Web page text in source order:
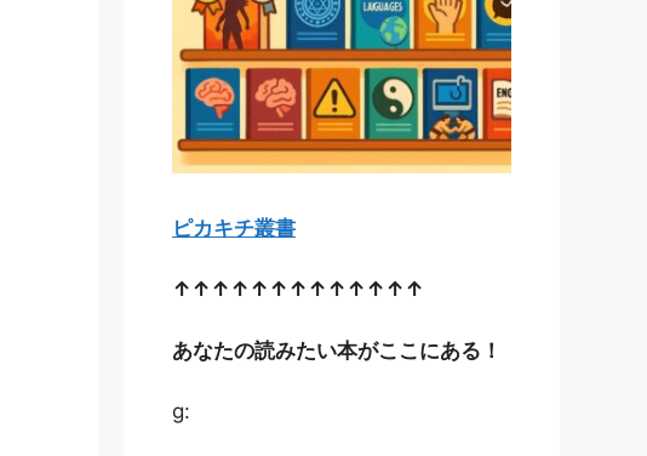
ピカキチ叢書
↑↑↑↑↑↑↑↑↑↑↑↑↑
あなたの読みたい本がここにある！
g: